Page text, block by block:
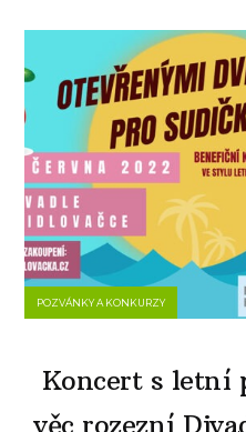
POZVÁNKY A KONKURZY
Koncert s letní
věc rozezní